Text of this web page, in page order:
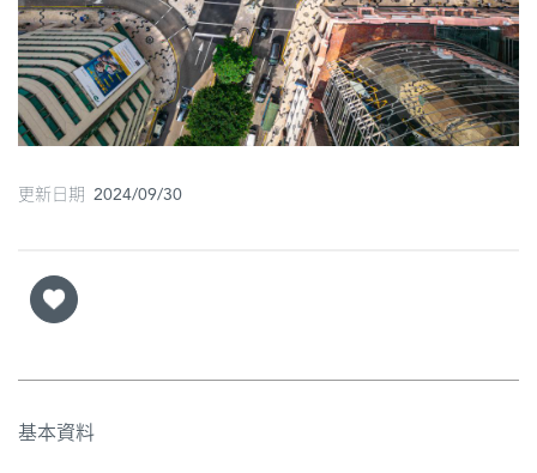
媽
閣
寺
廟
巴
街
更新日期 2024/09/30
基本資料